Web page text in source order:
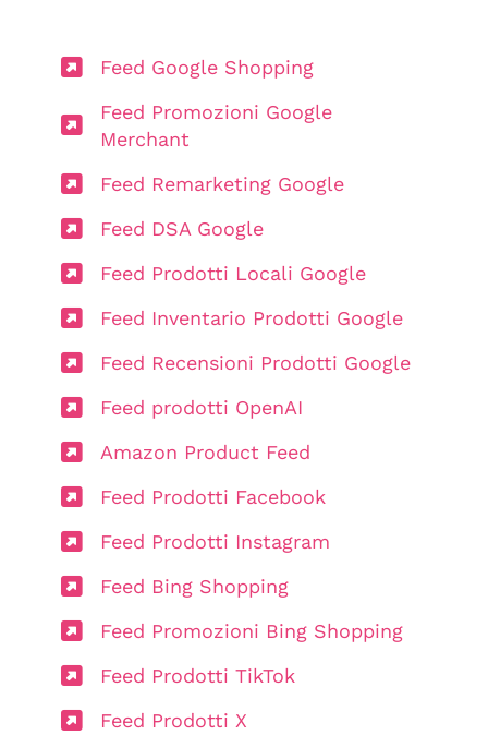
Feed Google Shopping
Feed Promozioni Google
Merchant
Feed Remarketing Google
Feed DSA Google
Feed Prodotti Locali Google
Feed Inventario Prodotti Google
Feed Recensioni Prodotti Google
Feed prodotti OpenAI
Amazon Product Feed
Feed Prodotti Facebook
Feed Prodotti Instagram
Feed Bing Shopping
Feed Promozioni Bing Shopping
Feed Prodotti TikTok
Feed Prodotti X